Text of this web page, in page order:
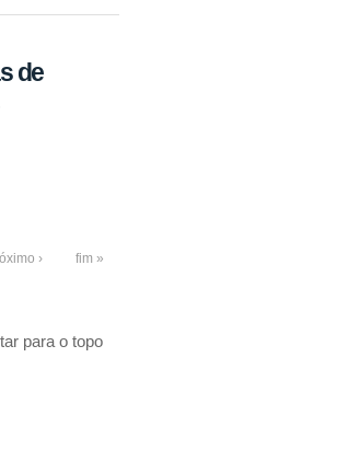
de
› fim »
para o topo